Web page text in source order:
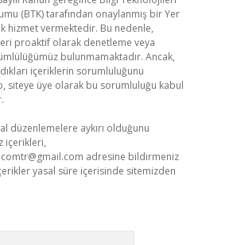
(BTK) tarafından onaylanmış bir Yer
hizmet vermektedir. Bu nedenle,
proaktif olarak denetleme veya
bulunmamaktadır. Ancak,
içeriklerin sorumluluğunu
siteye üye olarak bu sorumluluğu kabul
düzenlemelere aykırı olduğunu
içerikleri,
adresine bildirmeniz
yasal süre içerisinde sitemizden